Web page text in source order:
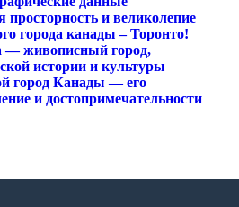
просторность и великолепие
города канады – Торонто!
— живописный город,
истории и культуры
город Канады — его
и достопримечательности